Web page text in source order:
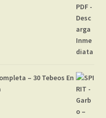
– 30 Tebeos En